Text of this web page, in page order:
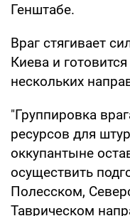
Генштабе.
Враг стягивает
Киева и
нескольких
"Группировка
ресурсов для
оккупантыне
осуществить
Полесском,
Таврическом